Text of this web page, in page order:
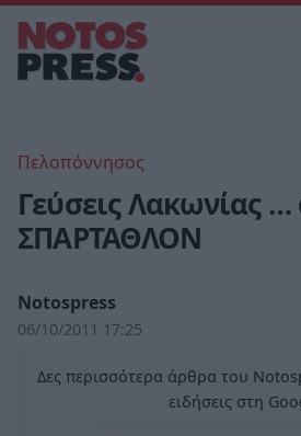
Πελοπόννησος
Γεύσεις Λακωνίας …
ΣΠΑΡΤΑΘΛΟΝ
Notospress
06/10/2011 17:25
Δες περισσότερα άρθρα του
ειδήσεις στη